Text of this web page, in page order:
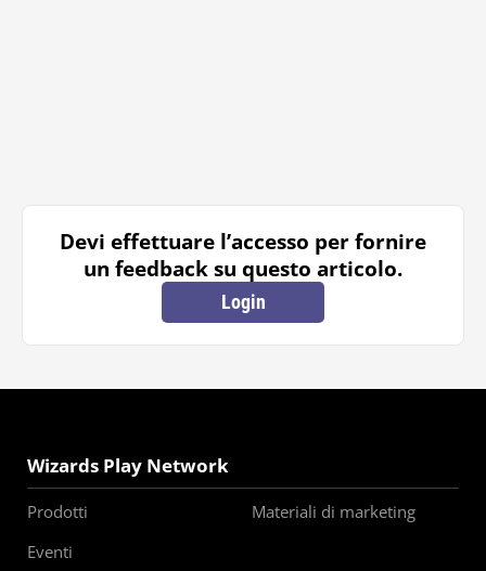
Devi effettuare l’accesso per fornire
un feedback su questo articolo.
Login
Wizards Play Network
Prodotti
Materiali di marketing
Eventi